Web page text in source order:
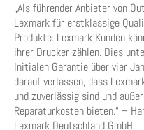
„Als führender Anbieter von
Lexmark für erstklassige
Produkte. Lexmark Kunden
ihrer Drucker zählen. Dies
Initialen Garantie über vier
darauf verlassen, dass
und zuverlässig sind und
Reparaturkosten bieten.“ –
Lexmark Deutschland GmbH.